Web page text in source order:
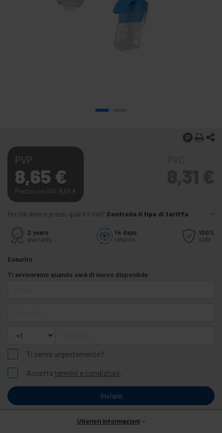
PVP
8,65 €
Prezzo con IVA: 8,65 €
Perché diversi prezzi, qual è il mio? Controlla il tipo di tariffa
2 years
warranty
14 days
returns
100%
safe
Esaurito
Ti avviseremo quando sarà di nuovo disponibile.
Ti serve urgentemente?
Accetta termini e condizioni.
Inviare
Ulteriori informazioni